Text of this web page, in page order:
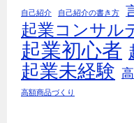
自己紹介 自己紹介の書き方
起業コンサル
起業初心者
起業未経験
高額商品づくり